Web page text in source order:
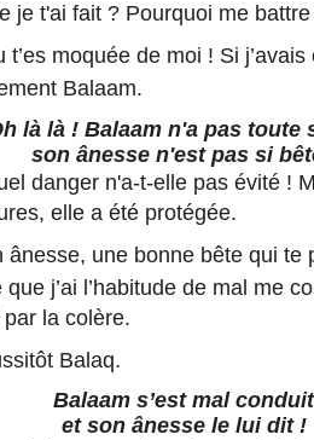
je t'ai fait ? Pourquoi me
t’es moquée de moi ! Si
Balaam.
là là ! Balaam n'a pas toute
son ânesse n'est pas si
danger n'a-t-elle pas évité !
elle a été protégée.
ânesse, une bonne bête qui te
j’ai l’habitude de mal me
la colère.
Balaq.
Balaam s’est mal conduit
et son ânesse le lui dit !